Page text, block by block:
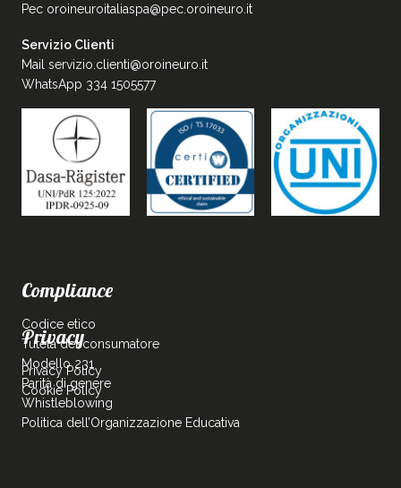
Pec oroineuroitaliaspa@pec.oroineuro.it
Servizio Clienti
Mail servizio.clienti@oroineuro.it
WhatsApp 334 1505577
Compliance
Codice etico
Tutela del consumatore
Modello 231
Parità di genere
Whistleblowing
Politica dell’Organizzazione Educativa
Privacy
Privacy Policy
Cookie Policy